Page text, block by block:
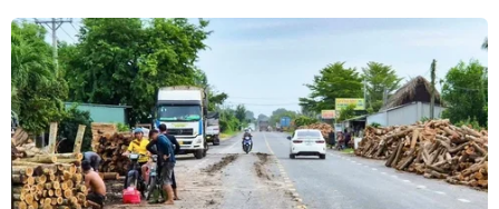
TIN CÙNG CHUYÊN MỤC
BSR phối trộn thành công dầu Diesel
sinh học B5 và B10
07/08/2026 05:02